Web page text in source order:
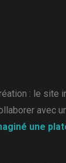
: le site
avec
une